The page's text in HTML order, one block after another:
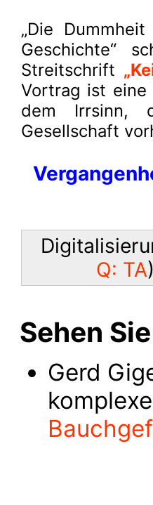
„Die
Geschichte“
Streitschrift
Vortrag ist eine
dem Irrsinn,
Gesellschaft
Q: TA
Sehen
Gerd